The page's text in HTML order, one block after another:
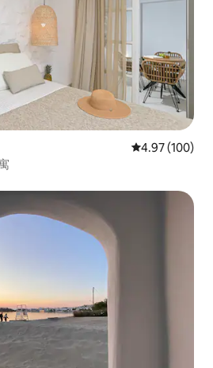
平均评分 4.97
4.97 (100)